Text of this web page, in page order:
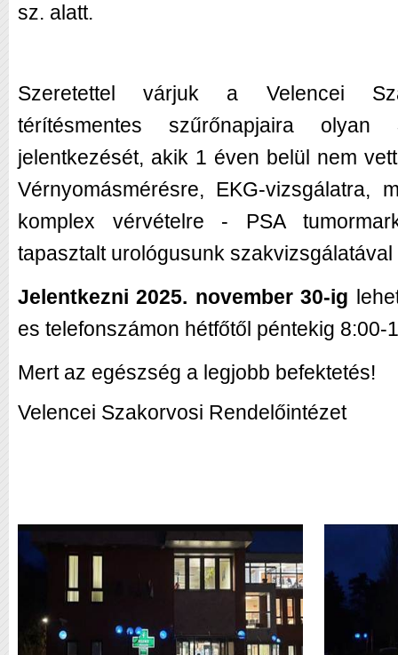
sz. alatt.
Szeretettel várjuk a Velencei
térítésmentes szűrőnapjaira olyan
jelentkezését, akik 1 éven belül nem
Vérnyomásmérésre, EKG-vizsgálatra,
komplex vérvételre - PSA
tapasztalt urológusunk szakvizsgálatával
Jelentkezni 2025. november 30-ig
es telefonszámon hétfőtől péntekig 8:00-
Mert az egészség a legjobb befektetés!
Velencei Szakorvosi Rendelőintézet